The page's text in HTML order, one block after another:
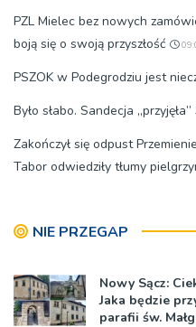
PZL Mielec bez nowych
boją się o swoją przyszłość
PSZOK w Podegrodziu jest
Było słabo. Sandecja
Zakończył się odpust
Tabor odwiedziły tłumy
NIE PRZEGAP
Nowy Sącz:
Jaka będzie
parafii św.